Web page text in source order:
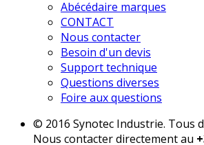
Abécédaire marques
CONTACT
Nous contacter
Besoin d'un devis
Support technique
Questions diverses
Foire aux questions
© 2016 Synotec Industrie. Tous
Nous contacter directement au